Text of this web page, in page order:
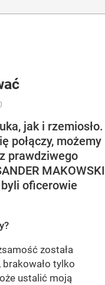
jak i rzemiosło.
połączy, możemy
prawdziwego
MAKOWSKI
byli oficerowie
została
tylko
ustalić moją